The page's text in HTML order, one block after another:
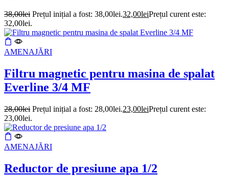
38,00lei Prețul inițial a fost: 38,00lei.32,00leiPrețul curent este:
32,00lei.
AMENAJĂRI
Filtru magnetic pentru masina de spalat
Everline 3/4 MF
28,00lei Prețul inițial a fost: 28,00lei.23,00leiPrețul curent este:
23,00lei.
AMENAJĂRI
Reductor de presiune apa 1/2